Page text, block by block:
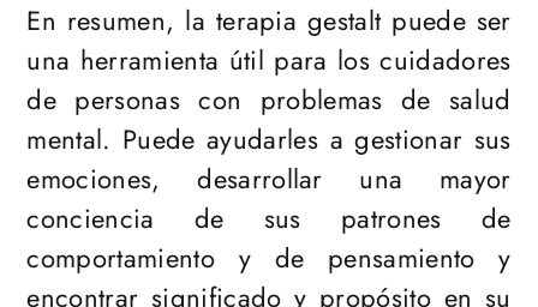
En resumen, la terapia gestalt puede ser
una herramienta útil para los cuidadores
de personas con problemas de salud
mental. Puede ayudarles a gestionar sus
emociones, desarrollar una mayor
conciencia de sus patrones de
comportamiento y de pensamiento y
encontrar significado y propósito en su